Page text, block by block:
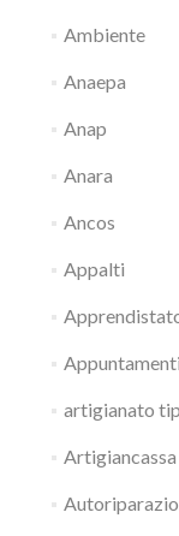
Ambiente
Anaepa
Anap
Anara
Ancos
Appalti
Appuntamenti
artigianato
Artigiancassa